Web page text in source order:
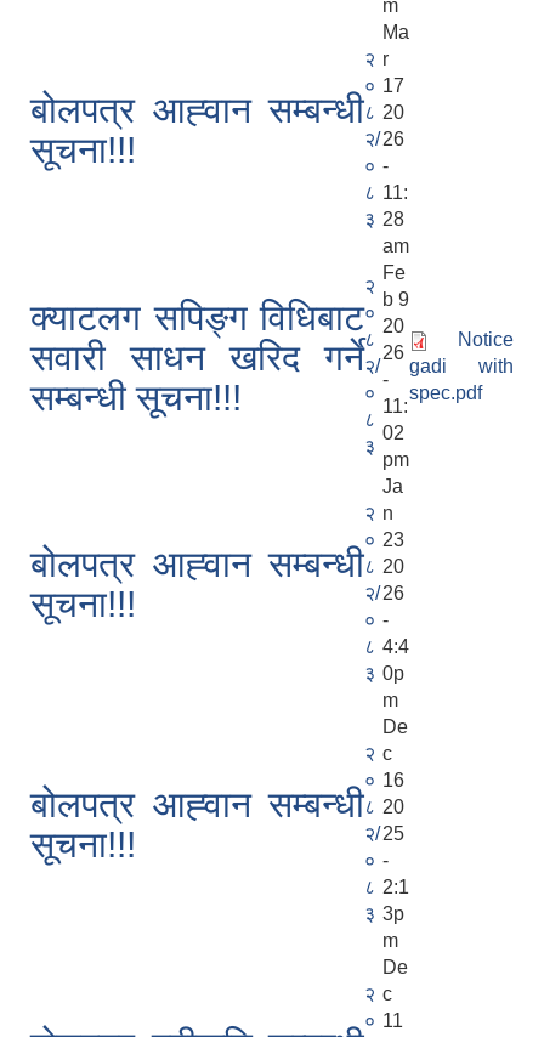
m
बोलपत्र आह्‍वान सम्बन्धी
सूचना!!!
२
०
८
२/
०
८
३
Ma
r
17
20
26
-
11:
28
am
क्याटलग सपिङ्ग विधिबाट
सवारी साधन खरिद गर्ने
सम्बन्धी सूचना!!!
२
०
८
२/
०
८
३
Fe
b 9
20
26
-
11:
02
pm
Notice
gadi with
spec.pdf
बोलपत्र आह्‍वान सम्बन्धी
सूचना!!!
२
०
८
२/
०
८
३
Ja
n
23
20
26
-
4:4
0p
m
बोलपत्र आह्‍वान सम्बन्धी
सूचना!!!
२
०
८
२/
०
८
३
De
c
16
20
25
-
2:1
3p
m
२
०
De
c
11